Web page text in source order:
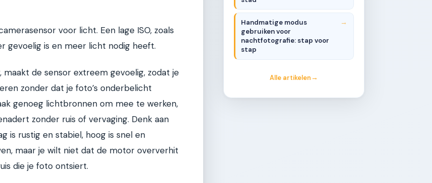
voor licht. Een lage ISO, zoals
gevoelig is en meer licht nodig heeft.
maakt de sensor extreem gevoelig, zodat je
zonder dat je foto’s onderbelicht
genoeg lichtbronnen om mee te werken,
zonder ruis of vervaging. Denk aan
is rustig en stabiel, hoog is snel en
maar je wilt niet dat de motor oververhit
die je foto ontsiert.
Handmatige modus
gebruiken voor
nachtfotografie: stap voor
stap
Alle artikelen